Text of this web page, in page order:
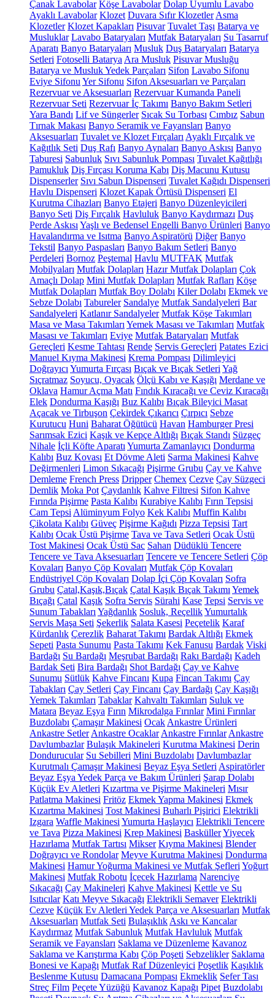
Çanak Lavabolar Köşe Lavabolar Dolap Uyumlu Lavabo
Ayaklı Lavabolar Klozet Duvara Sıfır Klozetler Asma
Klozetler Klozet Kapakları Pisuvar Tuvalet Taşı Batarya ve
Musluklar Lavabo Bataryaları Mutfak Bataryaları Su Tasarruf
Aparatı Banyo Bataryaları Musluk Duş Bataryaları Batarya
Setleri Fotoselli Batarya Ara Musluk Pisuvar Musluğu
Batarya ve Musluk Yedek Parçaları Sifon Lavabo Sifonu
Eviye Sifonu Yer Sifonu Sifon Aksesuarları ve Parçaları
Rezervuar ve Aksesuarları Rezervuar Kumanda Paneli
Rezervuar Seti Rezervuar İç Takımı Banyo Bakım Setleri
Yara Bandı Lif ve Süngerler Sıcak Su Torbası Cımbız Sabun
Tırnak Makası Banyo Seramik ve Fayansları Banyo
Aksesuarları Tuvalet ve Klozet Fırçaları Ayaklı Fırçalık ve
Kağıtlık Seti Duş Rafı Banyo Aynaları Banyo Askısı Banyo
Taburesi Sabunluk Sıvı Sabunluk Pompası Tuvalet Kağıtlığı
Pamukluk Diş Fırçası Koruma Kabı Diş Macunu Kutusu
Dispenserler Sıvı Sabun Dispenseri Tuvalet Kağıdı Dispenseri
Havlu Dispenseri Klozet Kapak Örtüsü Dispenseri El
Kurutma Cihazları Banyo Etajeri Banyo Düzenleyicileri
Banyo Seti Diş Fırçalık Havluluk Banyo Kaydırmazı Duş
Perde Askısı Yaşlı ve Bedensel Engelli Banyo Ürünleri Banyo
Havalandırma ve Isıtma Banyo Aspiratörü Diğer Banyo
Tekstil Banyo Paspasları Banyo Bakım Setleri Banyo
Perdeleri Bornoz Peştemal Havlu MUTFAK Mutfak
Mobilyaları Mutfak Dolapları Hazır Mutfak Dolapları Çok
Amaçlı Dolap Mini Mutfak Dolapları Mutfak Rafları Köşe
Mutfak Dolapları Mutfak Boy Dolabı Kiler Dolabı Ekmek ve
Sebze Dolabı Tabureler Sandalye Mutfak Sandalyeleri Bar
Sandalyeleri Katlanır Sandalyeler Mutfak Köşe Takımları
Masa ve Masa Takımları Yemek Masası ve Takımları Mutfak
Masası ve Takımları Eviye Mutfak Bataryaları Mutfak
Gereçleri Kesme Tahtası Rende Servis Gereçleri Patates Ezici
Manuel Kıyma Makinesi Krema Pompası Dilimleyici
Doğrayıcı Yumurta Fırçası Bıçak ve Bıçak Setleri Yağ
Sıçratmaz Soyucu, Oyacak Ölçü Kabı ve Kaşığı Merdane ve
Oklava Hamur Açma Matı Fındık Kıracağı ve Ceviz Kıracağı
Elek Dondurma Kaşığı Buz Kalıbı Bıçak Bileyici Masat
Açacak ve Tirbuşon Çekirdek Çıkarıcı Çırpıcı Sebze
Kurutucu Huni Baharat Öğütücü Havan Hamburger Presi
Sarımsak Ezici Kaşık ve Kepçe Altlığı Bıçak Standı Süzgeç
Nihale İçli Köfte Aparatı Yumurta Zamanlayıcı Dondurma
Kalıbı Buz Kovası Et Dövme Aleti Sarma Makinesi Kahve
Değirmenleri Limon Sıkacağı Pişirme Grubu Çay ve Kahve
Demleme French Press Dripper Chemex Cezve Çay Süzgeci
Demlik Moka Pot Çaydanlık Kahve Filtresi Sifon Kahve
Fırında Pişirme Pasta Kalıbı Kurabiye Kalıbı Fırın Tepsisi
Cam Tepsi Alüminyum Folyo Kek Kalıbı Muffin Kalıbı
Çikolata Kalıbı Güveç Pişirme Kağıdı Pizza Tepsisi Tart
Kalıbı Ocak Üstü Pişirme Tava ve Tava Setleri Ocak Üstü
Tost Makinesi Ocak Üstü Sac Sahan Düdüklü Tencere
Tencere ve Tava Aksesuarları Tencere ve Tencere Setleri Çöp
Kovaları Banyo Çöp Kovaları Mutfak Çöp Kovaları
Endüstriyel Çöp Kovaları Dolap İçi Çöp Kovaları Sofra
Grubu Çatal,Kaşık,Bıçak Çatal Kaşık Bıçak Takımı Yemek
Bıçağı Çatal Kaşık Sofra Servis Sürahi Kase Tepsi Servis ve
Sunum Tabakları Yağdanlık Sosluk, ReçellikYumurtalık
Servis Maşa Seti Şekerlik Salata Kasesi Peçetelik Karaf
Kürdanlık Çerezlik Baharat Takımı Bardak Altlığı Ekmek
Sepeti Pasta Sunumu Pasta Takımı Kek Fanusu Bardak Viski
Bardağı Su Bardağı Meşrubat Bardağı Rakı Bardağı Kadeh
Bardak Seti Bira Bardağı Shot Bardağı Çay ve Kahve
Sunumu Sütlük Kahve Fincanı Kupa Fincan Takımı Çay
Tabakları Çay Setleri Çay Fincanı Çay Bardağı Çay Kaşığı
Yemek Takımları Tabaklar Kahvaltı Takımları Suluk ve
Matara Beyaz Eşya Fırın Mikrodalga Fırınlar Mini Fırınlar
Buzdolabı Çamaşır Makinesi Ocak Ankastre Ürünleri
Ankastre Setler Ankastre Ocaklar Ankastre Fırınlar Ankastre
Davlumbazlar Bulaşık Makineleri Kurutma Makinesi Derin
Dondurucular Su Sebilleri Mini Buzdolabı Davlumbazlar
Kurutmalı Çamaşır Makinesi Beyaz Eşya Setleri Aspiratörler
Beyaz Eşya Yedek Parça ve Bakım Ürünleri Şarap Dolabı
Küçük Ev Aletleri Kızartma ve Pişirme Makineleri Mısır
Patlatma Makinesi Fritöz Ekmek Yapma Makinesi Ekmek
Kızartma Makinesi Tost Makinesi Buharlı Pişirici Elektrikli
Izgara Waffle Makinesi Yumurta Haşlayıcı Elektrikli Tencere
ve Tava Pizza Makinesi Krep Makinesi BasküllerYiyecek
Hazırlama Mutfak Tartısı Mikser Kıyma Makinesi Blender
Doğrayıcı ve Rondolar Meyve Kurutma Makinesi Dondurma
Makinesi Hamur Yoğurma Makinesi ve Mutfak Şefleri Yoğurt
Makinesi Mutfak Robotu İçecek Hazırlama Narenciye
Sıkacağı Çay Makineleri Kahve Makinesi Kettle ve Su
Isıtıcılar Katı Meyve Sıkacağı Elektrikli Semaver Elektrikli
Cezve Küçük Ev Aletleri Yedek Parça ve Aksesuarları Mutfak
Aksesuarları Mutfak Seti Bulaşıklık Askı ve Kancalar
Kaydırmaz Mutfak Sabunluk Mutfak Havluluk Mutfak
Seramik ve Fayansları Saklama ve Düzenleme Kavanoz
Saklama ve Karıştırma Kabı Çöp Poşeti Sebzelikler Saklama
Bonesi ve Kapağı Mutfak Raf Düzenleyici Poşetlik Kaşıklık
Beslenme Kutusu Damacana Pompası Ekmeklik Sefer Tası
Streç Film Peçete Yüzüğü Kavanoz Kapağı Pipet Buzdolabı